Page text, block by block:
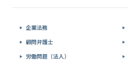
企業法務
顧問弁護士
労働問題（法人）